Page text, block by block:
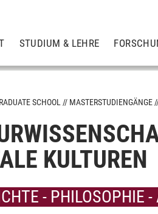
STUDIUM & LEHRE
Culture and Organization
Transformation
SCHOOL MASTERSTUDIENGÄNGE
KULTUREN
- PHILOSOPHIE